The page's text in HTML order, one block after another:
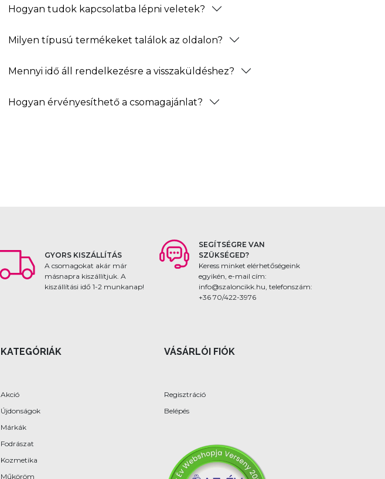
Hogyan tudok kapcsolatba lépni veletek?
Milyen típusú termékeket találok az oldalon?
Mennyi idő áll rendelkezésre a visszaküldéshez?
Hogyan érvényesíthető a csomagajánlat?
GYORS KISZÁLLÍTÁS
A csomagokat akár már
másnapra kiszállítjuk. A
kiszállítási idő 1-2 munkanap!
SEGÍTSÉGRE VAN
SZÜKSÉGED?
Keress minket elérhetőségeink
egyikén, e-mail cím:
info@szaloncikk.hu, telefonszám:
+36 70/422-3976
KATEGÓRIÁK
Akció
Újdonságok
Márkák
Fodrászat
Kozmetika
Műköröm
VÁSÁRLÓI FIÓK
Regisztráció
Belépés